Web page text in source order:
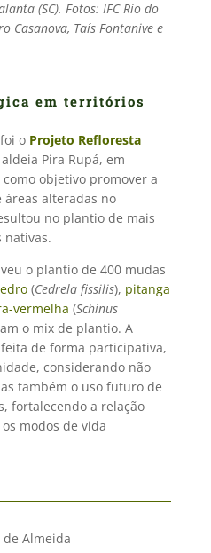
(SC). Fotos: IFC Rio do
Casanova, Taís Fontanive e
em territórios
o Projeto Refloresta
Pira Rupá, em
como objetivo promover a
áreas alteradas no
no plantio de mais
nativas.
o plantio de 400 mudas
(Cedrela fissilis), pitanga
vermelha (Schinus
o mix de plantio. A
de forma participativa,
considerando não
também o uso futuro de
fortalecendo a relação
modos de vida
de Almeida